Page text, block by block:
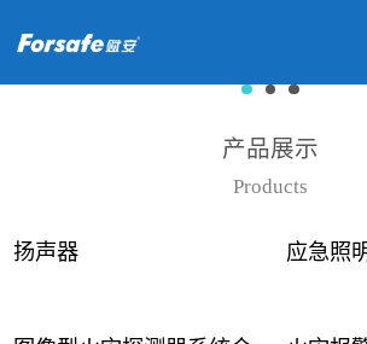
产品展示
Products
扬声器 应急照